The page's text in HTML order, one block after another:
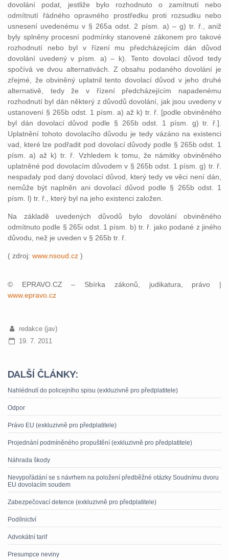
dovolání podat, jestliže bylo rozhodnuto o zamítnutí nebo
odmítnutí řádného opravného prostředku proti rozsudku nebo
usnesení uvedenému v § 265a odst. 2 písm. a) – g) tr. ř., aniž
byly splněny procesní podmínky stanovené zákonem pro takové
rozhodnutí nebo byl v řízení mu předcházejícím dán důvod
dovolání uvedený v písm. a) – k). Tento dovolací důvod tedy
spočívá ve dvou alternativách. Z obsahu podaného dovolání je
zřejmé, že obviněný uplatnil tento dovolací důvod v jeho druhé
alternativě, tedy že v řízení předcházejícím napadenému
rozhodnutí byl dán některý z důvodů dovolání, jak jsou uvedeny v
ustanovení § 265b odst. 1 písm. a) až k) tr. ř. [podle obviněného
byl dán dovolací důvod podle § 265b odst. 1 písm. g) tr. ř.].
Uplatnění tohoto dovolacího důvodu je tedy vázáno na existenci
vad, které lze podřadit pod dovolací důvody podle § 265b odst. 1
písm. a) až k) tr. ř. Vzhledem k tomu, že námitky obviněného
uplatněné pod dovolacím důvodem v § 265b odst. 1 písm. g) tr. ř.
nespadaly pod daný dovolací důvod, který tedy ve věci není dán,
nemůže být naplněn ani dovolací důvod podle § 265b odst. 1
písm. l) tr. ř., který byl na jeho existenci založen.
Na základě uvedených důvodů bylo dovolání obviněného
odmítnuto podle § 265i odst. 1 písm. b) tr. ř. jako podané z jiného
důvodu, než je uveden v § 265b tr. ř.
( zdroj: www.nsoud.cz )
© EPRAVO.CZ – Sbírka zákonů, judikatura, právo |
www.epravo.cz
redakce (jav)
19. 7. 2011
DALŠÍ ČLÁNKY:
Nahlédnutí do policejního spisu (exkluzivně pro předplatitele)
Odpor
Právo EU (exkluzivně pro předplatitele)
Projednání podmíněného propuštění (exkluzivně pro předplatitele)
Náhrada škody
Nevypořádání se s návrhem na položení předběžné otázky Soudnímu dvoru
EU dovolacím soudem
Zabezpečovací detence (exkluzivně pro předplatitele)
Podílnictví
Advokátní tarif
Presumpce neviny